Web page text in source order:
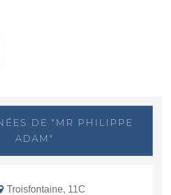
DE "MR PHILIPPE
ADAM"
Troisfontaine, 11C